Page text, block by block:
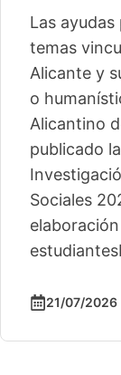
Las
temas
Alicante y
o
Alicantino
publicado
Sociales
estudiantes
21/07/2026